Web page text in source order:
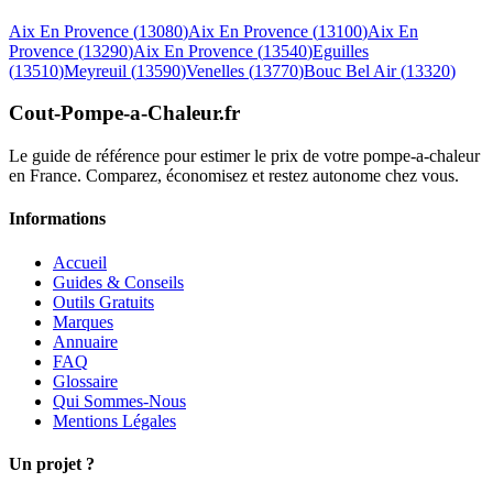
Aix En Provence (13080)Aix En Provence (13100)Aix En
Provence (13290)Aix En Provence (13540)Eguilles
(13510)Meyreuil (13590)Venelles (13770)Bouc Bel Air (13320)
Cout-Pompe-a-Chaleur.fr
Le guide de référence pour estimer le prix de votre pompe-a-chaleur
en France. Comparez, économisez et restez autonome chez vous.
Informations
Accueil
Guides & Conseils
Outils Gratuits
Marques
Annuaire
FAQ
Glossaire
Qui Sommes-Nous
Mentions Légales
Un projet ?